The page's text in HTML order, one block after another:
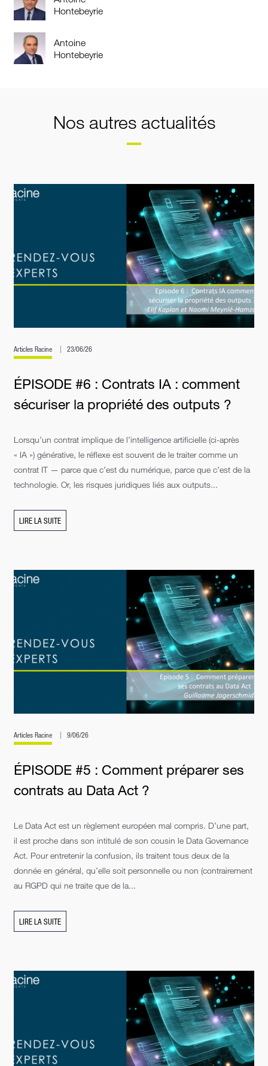
Hontebeyrie
Antoine
Hontebeyrie
Nos autres actualités
Articles Racine 23/06/26
ÉPISODE #6 : Contrats IA : comment
sécuriser la propriété des outputs ?
Lorsqu’un contrat implique de l’intelligence artificielle (ci-après
« IA ») générative, le réflexe est souvent de le traiter comme un
contrat IT — parce que c’est du numérique, parce que c’est de la
technologie. Or, les risques juridiques liés aux outputs...
LIRE LA SUITE
Articles Racine 9/06/26
ÉPISODE #5 : Comment préparer ses
contrats au Data Act ?
Le Data Act est un règlement européen mal compris. D’une part,
il est proche dans son intitulé de son cousin le Data Governance
Act. Pour entretenir la confusion, ils traitent tous deux de la
donnée en général, qu’elle soit personnelle ou non (contrairement
au RGPD qui ne traite que de la...
LIRE LA SUITE